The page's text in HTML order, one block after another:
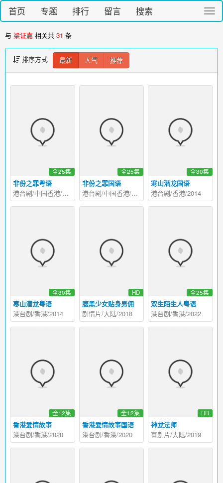
切
换
首页 专题 排行 留言 搜索
与 梁证嘉 相关共 31 条
排序方式 最新 人气 推荐
非份之罪粤语
全25集
港台剧/中国香港/2026
非份之罪国语
全25集
港台剧/中国香港/2026
寒山潜龙国语
全30集
港台剧/香港/2014
寒山潜龙粤语
全30集
港台剧/香港/2014
腹黑少女贴身男佣
HD
剧情片/大陆/2018
双生陌生人粤语
全25集
港台剧/香港/2022
香港爱情故事
全12集
港台剧/香港/2020
香港爱情故事国语
全12集
港台剧/香港/2020
神龙法师
HD
喜剧片/大陆/2019